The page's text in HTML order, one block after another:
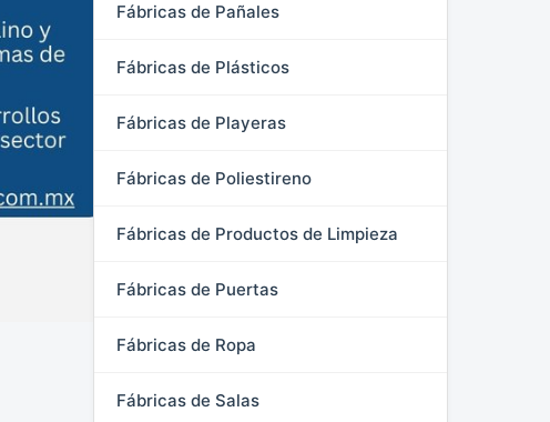
Fábricas de Pañales
Fábricas de Plásticos
Fábricas de Playeras
Fábricas de Poliestireno
Fábricas de Productos de Limpieza
Fábricas de Puertas
Fábricas de Ropa
Fábricas de Salas